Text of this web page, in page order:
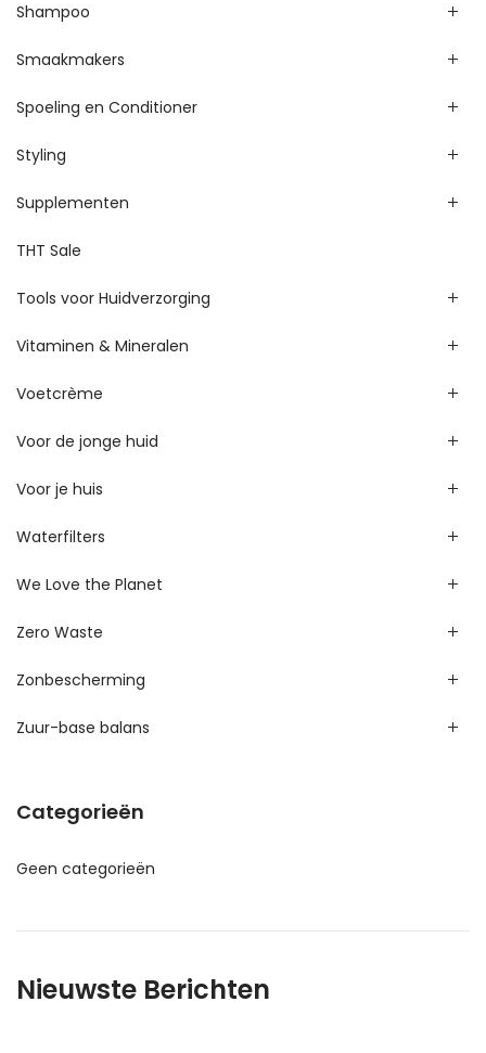
Shampoo
Smaakmakers
Spoeling en Conditioner
Styling
Supplementen
THT Sale
Tools voor Huidverzorging
Vitaminen & Mineralen
Voetcrème
Voor de jonge huid
Voor je huis
Waterfilters
We Love the Planet
Zero Waste
Zonbescherming
Zuur-base balans
Categorieën
Geen categorieën
Nieuwste Berichten